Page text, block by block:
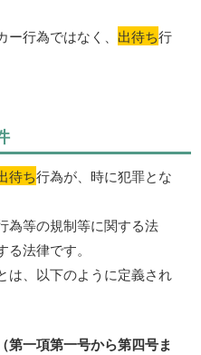
行為ではなく、 出待ち行
待ち行為が、時に犯罪とな
為等の規制等に関する法
法律です。
は、以下のように定義され
第一項第一号から第四号ま